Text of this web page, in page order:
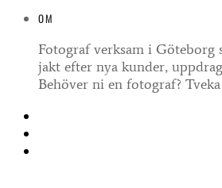
OM
Fotograf verksam i Göteborg
jakt efter nya kunder,
Behöver ni en fotograf?